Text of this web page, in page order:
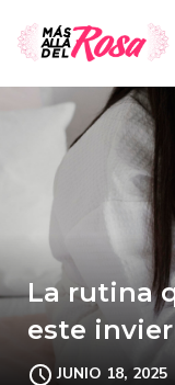
La rutina
este
JUNIO 18, 2025